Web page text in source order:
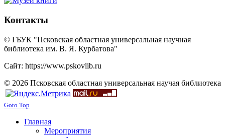
Контакты
© ГБУК "Псковская областная универсальная научная
библиотека им. В. Я. Курбатова"
Сайт: https://www.pskovlib.ru
© 2026 Псковская областная универсальная научая библиотека
Goto Top
Главная
Мероприятия